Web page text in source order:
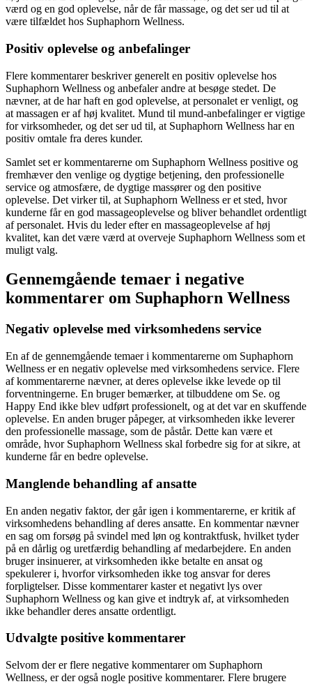
værd og en god oplevelse, når de får massage, og det ser ud til at
være tilfældet hos Suphaphorn Wellness.
Positiv oplevelse og anbefalinger
Flere kommentarer beskriver generelt en positiv oplevelse hos
Suphaphorn Wellness og anbefaler andre at besøge stedet. De
nævner, at de har haft en god oplevelse, at personalet er venligt, og
at massagen er af høj kvalitet. Mund til mund-anbefalinger er vigtige
for virksomheder, og det ser ud til, at Suphaphorn Wellness har en
positiv omtale fra deres kunder.
Samlet set er kommentarerne om Suphaphorn Wellness positive og
fremhæver den venlige og dygtige betjening, den professionelle
service og atmosfære, de dygtige massører og den positive
oplevelse. Det virker til, at Suphaphorn Wellness er et sted, hvor
kunderne får en god massageoplevelse og bliver behandlet ordentligt
af personalet. Hvis du leder efter en massageoplevelse af høj
kvalitet, kan det være værd at overveje Suphaphorn Wellness som et
muligt valg.
Gennemgående temaer i negative
kommentarer om Suphaphorn Wellness
Negativ oplevelse med virksomhedens service
En af de gennemgående temaer i kommentarerne om Suphaphorn
Wellness er en negativ oplevelse med virksomhedens service. Flere
af kommentarerne nævner, at deres oplevelse ikke levede op til
forventningerne. En bruger bemærker, at tilbuddene om Se. og
Happy End ikke blev udført professionelt, og at det var en skuffende
oplevelse. En anden bruger påpeger, at virksomheden ikke leverer
den professionelle massage, som de påstår. Dette kan være et
område, hvor Suphaphorn Wellness skal forbedre sig for at sikre, at
kunderne får en bedre oplevelse.
Manglende behandling af ansatte
En anden negativ faktor, der går igen i kommentarerne, er kritik af
virksomhedens behandling af deres ansatte. En kommentar nævner
en sag om forsøg på svindel med løn og kontraktfusk, hvilket tyder
på en dårlig og uretfærdig behandling af medarbejdere. En anden
bruger insinuerer, at virksomheden ikke betalte en ansat og
spekulerer i, hvorfor virksomheden ikke tog ansvar for deres
forpligtelser. Disse kommentarer kaster et negativt lys over
Suphaphorn Wellness og kan give et indtryk af, at virksomheden
ikke behandler deres ansatte ordentligt.
Udvalgte positive kommentarer
Selvom der er flere negative kommentarer om Suphaphorn
Wellness, er der også nogle positive kommentarer. Flere brugere